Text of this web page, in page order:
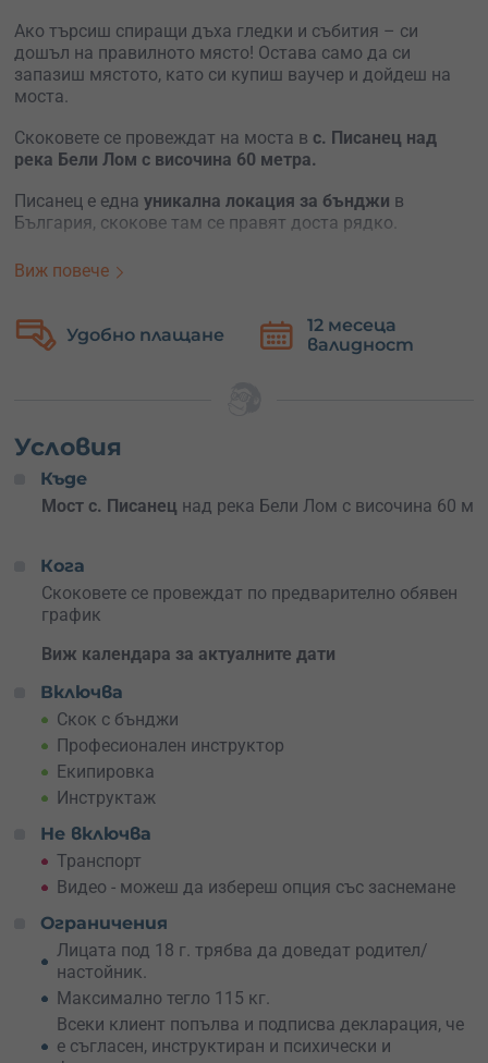
Ако търсиш спиращи дъха гледки и събития – си
дошъл на правилното място! Остава само да си
запазиш мястото, като си купиш ваучер и дойдеш на
моста.
Скоковете се провеждат на моста в с. Писанец над
река Бели Лом с височина 60 метра.
Писанец е една уникална локация за бънджи в
България, скокове там се правят доста рядко.
Провеждат се само индивидуални скокове – ще бъдеш
инструктаж за безопасност.
18-годишна възраст могат да се насладят на
екстремното приключение, придружени от родител.
Не си сигурен за локацията? Вземи универсален
ваучер и ти или получателят на ваучера ще можете да
Виж повече
12 месеца
валидност
Безплатна
замяна
Условия
Къде
Мост с. Писанец над река Бели Лом с височина 60 м
Кога
Скоковете се провеждат по предварително обявен
график
Виж календара за актуалните дати
Включва
Скок с бънджи
Професионален инструктор
Екипировка
Инструктаж
Не включва
Транспорт
Видео - можеш да избереш опция със заснемане
Ограничения
Лицата под 18 г. трябва да доведат родител/
настойник.
Максимално тегло 115 кг.
Всеки клиент попълва и подписва декларация, че
е съгласен, инструктиран и психически и